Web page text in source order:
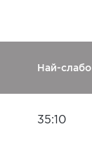
Най-слабо
35:10